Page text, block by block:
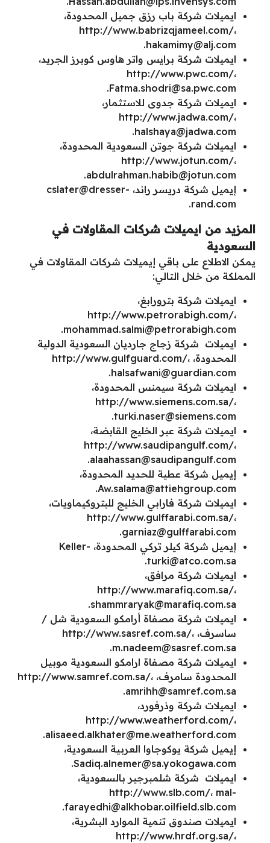
ايميلات شركة باب رزق جميل المحدودة،
http://www.babrizqjameel.com/،
hakamimy@alj.com
.
ايميلات شركة برايس واتر هاوس كوبرز الجريد،
http://www.pwc.com/،
Fatma.shodri@sa.pwc.com
.
ايميلات شركة جدوى للاستثمار،
http://www.jadwa.com/،
halshaya@jadwa.com
.
ايميلات شركة جوتن السعودية المحدودة،
http://www.jotun.com/،
abdulrahman.habib@jotun.com
.
إيميل شركة دريسر راند، cslater@dresser-
rand.com
.
المزيد من ايميلات شركات المقاولات في
السعودية
يمكن الاطلاع على باقي إيميلات شركات المقاولات في
المملكة من خلال التالي:
ايميلات شركة بترورابغ،
http://www.petrorabigh.com/،
mohammad.salmi@petrorabigh.com
.
ايميلات شركة زجاج جارديان السعودية الدولية
المحدودة، http://www.gulfguard.com/،
halsafwani@guardian.com
.
ايميلات شركة سيمنس المحدودة،
http://www.siemens.com.sa/،
turki.naser@siemens.com
.
ايميلات شركة عبر الخليج القابضة،
http://www.saudipangulf.com/،
alaahassan@saudipangulf.com
.
إيميل شركة عطية للحديد المحدودة،
Aw.salama@attiehgroup.com
.
ايميلات شركة فارابي الخليج للبتروكيماويات،
http://www.gulffarabi.com.sa/،
garniaz@gulffarabi.com
.
إيميل شركة كيلر تركي المحدودة، Keller-
turki@atco.com.sa
.
ايميلات شركة مرافق،
http://www.marafiq.com.sa/،
shammraryak@marafiq.com.sa
.
ايميلات شركة مصفاة أرامكو السعودية شل /
ساسرف، http://www.sasref.com.sa/،
m.nadeem@sasref.com.sa
.
ايميلات شركة مصفاة ارامكو السعودية موبيل
المحدودة سامرف، http://www.samref.com.sa/،
amrihh@samref.com.sa
.
ايميلات شركة وذرفورد،
http://www.weatherford.com/،
alisaeed.alkhater@me.weatherford.com
.
إيميل شركة يوكوجاوا العربية السعودية،
Sadiq.alnemer@sa.yokogawa.com
.
ايميلات شركة شلمبرجير بالسعودية،
http://www.slb.com/، mal-
farayedhi@alkhobar.oilfield.slb.com
.
ايميلات صندوق تنمية الموارد البشرية،
http://www.hrdf.org.sa/،